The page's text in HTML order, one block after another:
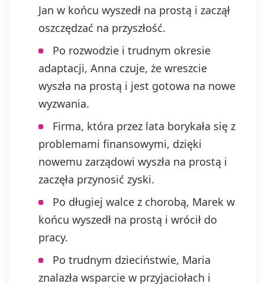
Jan w końcu wyszedł na prostą i zaczął
oszczędzać na przyszłość.
Po rozwodzie i trudnym okresie
adaptacji, Anna czuje, że wreszcie
wyszła na prostą i jest gotowa na nowe
wyzwania.
Firma, która przez lata borykała się z
problemami finansowymi, dzięki
nowemu zarządowi wyszła na prostą i
zaczęła przynosić zyski.
Po długiej walce z chorobą, Marek w
końcu wyszedł na prostą i wrócił do
pracy.
Po trudnym dzieciństwie, Maria
znalazła wsparcie w przyjaciołach i